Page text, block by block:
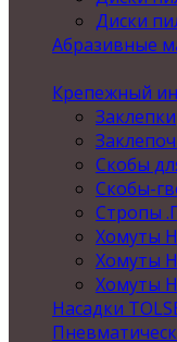
Диски
Абразивные
Крепежный
Заклепки
Скобы
Скобы-
Стропы
Хомуты
Хомуты
Хомуты
Насадки